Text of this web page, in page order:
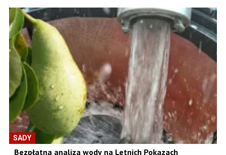
SADY
Bezpłatna analiza wody na Letnich Pokazach